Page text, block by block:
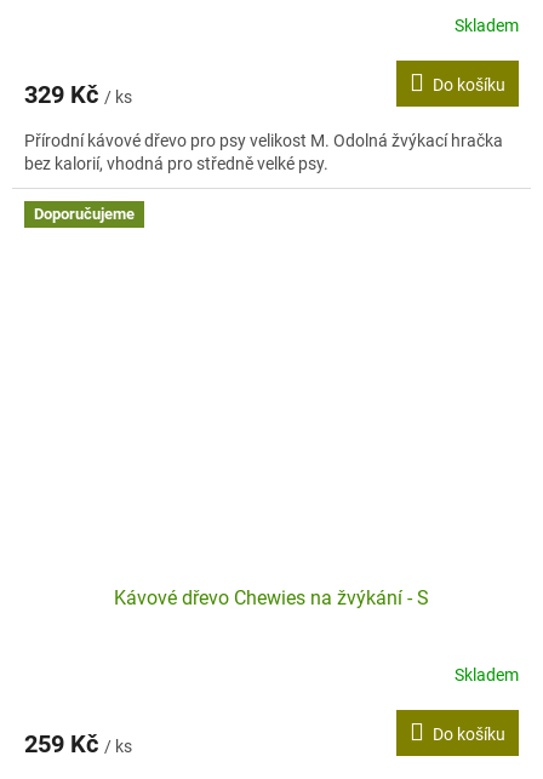
je
z
5
hvězdiček.
Skladem
329 Kč / ks
Do košíku
Přírodní kávové dřevo pro psy velikost M. Odolná žvýkací hračka
bez kalorií, vhodná pro středně velké psy.
Doporučujeme
Kávové dřevo Chewies na žvýkání - S
je
Skladem
259 Kč / ks
Do košíku